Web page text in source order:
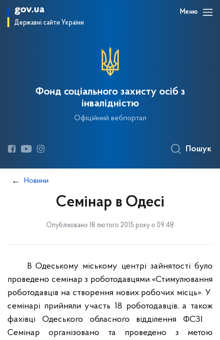
gov.ua
Державні сайти України
Меню
Фонд соціального захисту осіб з
інвалідністю
Офіційний вебпортал
Пошук
Новини
Семінар в Одесі
Опубліковано 18 лютого 2015 року о 09:48
В Одеському міському центрі зайнятості було
проведено семінар з роботодавцями «Стимулювання
роботодавців на створення нових робочих місць». У
семінарі прийняли участь 18 роботодавців, а також
фахівці Одеського обласного відділення ФСЗІ.
Семінар організовано та проведено з метою